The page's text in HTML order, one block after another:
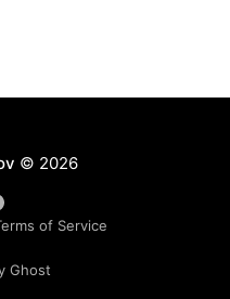
рекламного
© 2026
of Service
Ghost